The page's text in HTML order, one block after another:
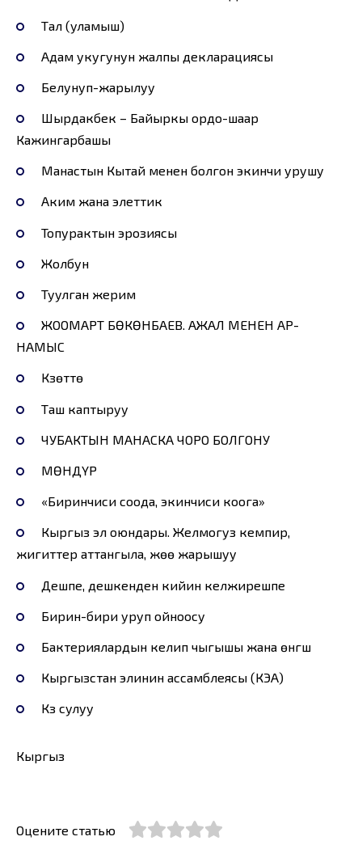
Тал (уламыш)
Адам укугунун жалпы декларациясы
Белунуп-жарылуу
Шырдакбек – Байыркы ордо-шаар
Кажингарбашы
Манастын Кытай менен болгон экинчи урушу
Аким жана элеттик
Топурактын эрозиясы
Жолбун
Туулган жерим
ЖООМАРТ БӨКӨНБАЕВ. АЖАЛ МЕНЕН АР-
НАМЫС
Күзөттө
Таш каптыруу
ЧУБАКТЫН МАНАСКА ЧОРО БОЛГОНУ
МӨНДҮР
«Биринчиси соода, экинчиси коога»
Кыргыз эл оюндары. Желмогуз кемпир,
жигиттер аттангыла, жөө жарышуу
Дешпе, дешкенден кийин келжирешпе
Бирин-бири уруп ойноосу
Бактериялардын келип чыгышы жана өнүгүшү
Кыргызстан элинин ассамблеясы (КЭА)
Күз сулуу
Кыргыз
Оцените статью